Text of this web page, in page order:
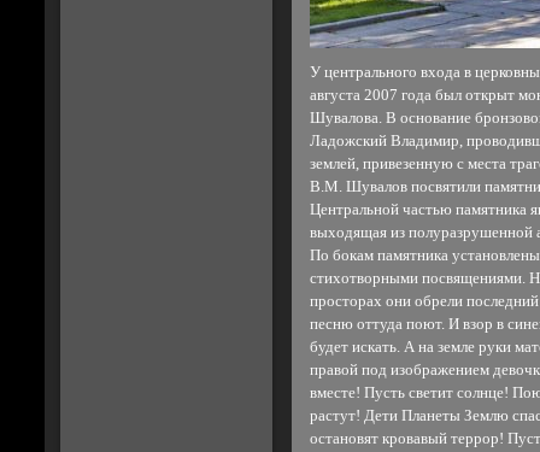
У центрального входа в
августа 2007 года был открыт
Шувалова. В основание
Ладожский Владимир,
землей, привезенную с места
В.М. Шувалов посвятили
Центральной частью памятника
выходящая из полуразрушенной
По бокам памятника
стихотворными посвящениями.
просторах они обрели
песню оттуда поют. И взор в
будет искать. А на земле руки
правой под изображением
вместе! Пусть светит солнце!
растут! Дети Планеты Землю
остановят кровавый террор!